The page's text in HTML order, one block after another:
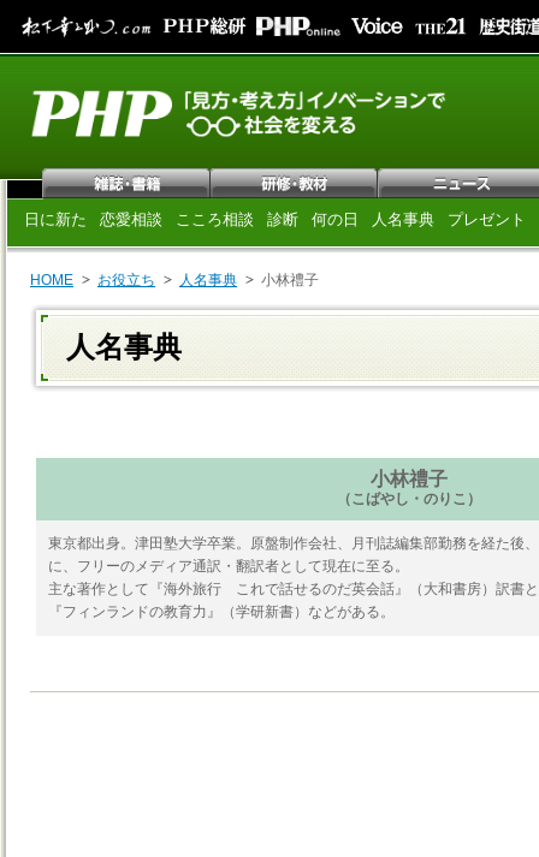
日に新た 恋愛相談 こころ相談 診断 何の日 人名事典 プレゼント
HOME お役立ち 人名事典 小林禮子
人名事典
小林禮子
（こばやし・のりこ）
東京都出身。津田塾大学卒業。原盤制作会社、月刊誌編集部勤務を経た後
に、フリーのメディア通訳・翻訳者として現在に至る。
主な著作として『海外旅行 これで話せるのだ英会話』（大和書房）訳書
『フィンランドの教育力』（学研新書）などがある。